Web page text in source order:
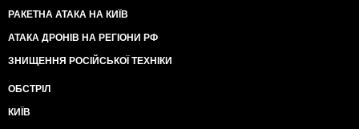
РАКЕТНА АТАКА НА КИЇВ
АТАКА ДРОНІВ НА РЕГІОНИ РФ
ЗНИЩЕННЯ РОСІЙСЬКОЇ ТЕХНІКИ
ОБСТРІЛ
КИЇВ